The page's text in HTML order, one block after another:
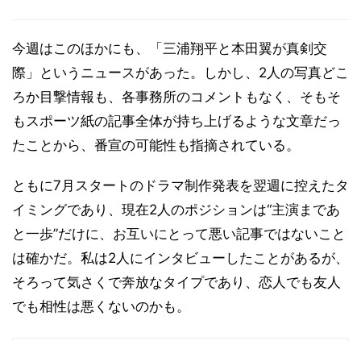
今週はこのほかにも、「三浦翔平と本田翼が真剣交
際」というニュースがあった。しかし、2人の写真どこ
ろか目撃情報も、各事務所のコメントもなく、そもそ
もスポーツ紙の記事全体が持ち上げるような文章だっ
たことから、番宣の可能性も指摘されている。
ともに7月スタートのドラマ制作発表を翌週に控えたタ
イミングであり、現在2人のポジションは“主演まであ
と一歩”だけに、お互いにとって悪い記事ではないこと
は確かだ。私は2人にインタビューしたことがあるが、
そろって気さくで奔放なタイプであり、恋人でも友人
でも相性は悪くないのかも。